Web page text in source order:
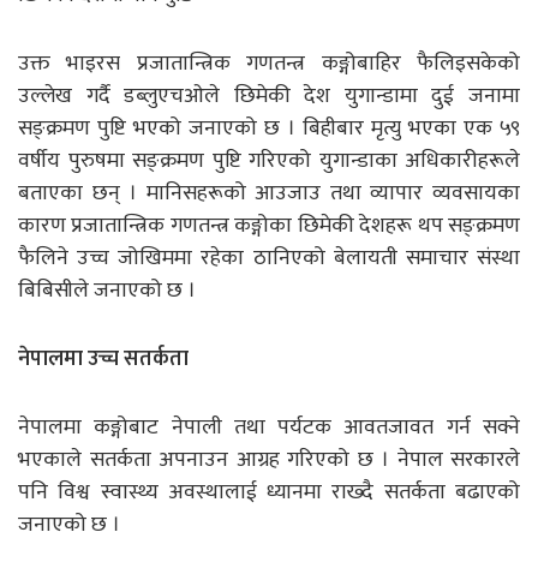
उक्त भाइरस प्रजातान्त्रिक गणतन्त्र कङ्गोबाहिर फैलिइसकेको
उल्लेख गर्दै डब्लुएचओले छिमेकी देश युगान्डामा दुई जनामा
सङ्क्रमण पुष्टि भएको जनाएको छ । बिहीबार मृत्यु भएका एक ५९
वर्षीय पुरुषमा सङ्क्रमण पुष्टि गरिएको युगान्डाका अधिकारीहरूले
बताएका छन् । मानिसहरूको आउजाउ तथा व्यापार व्यवसायका
कारण प्रजातान्त्रिक गणतन्त्र कङ्गोका छिमेकी देशहरू थप सङ्क्रमण
फैलिने उच्च जोखिममा रहेका ठानिएको बेलायती समाचार संस्था
बिबिसीले जनाएको छ ।
नेपालमा उच्च सतर्कता
नेपालमा कङ्गोबाट नेपाली तथा पर्यटक आवतजावत गर्न सक्ने
भएकाले सतर्कता अपनाउन आग्रह गरिएको छ । नेपाल सरकारले
पनि विश्व स्वास्थ्य अवस्थालाई ध्यानमा राख्दै सतर्कता बढाएको
जनाएको छ ।